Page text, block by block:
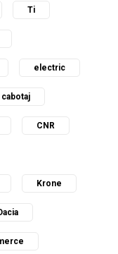
Ti
electric
cabotaj
CNR
Krone